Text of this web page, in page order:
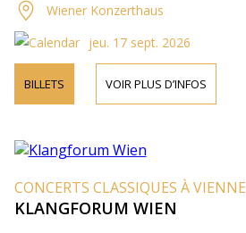
Wiener Konzerthaus
jeu. 17 sept. 2026
BILLETS VOIR PLUS D’INFOS
CONCERTS CLASSIQUES À VIENNE
KLANGFORUM WIEN